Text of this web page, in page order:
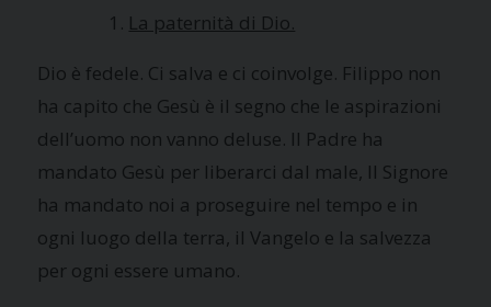
La paternità di Dio.
Dio è fedele. Ci salva e ci coinvolge. Filippo non
ha capito che Gesù è il segno che le aspirazioni
dell’uomo non vanno deluse. Il Padre ha
mandato Gesù per liberarci dal male, Il Signore
ha mandato noi a proseguire nel tempo e in
ogni luogo della terra, il Vangelo e la salvezza
per ogni essere umano.